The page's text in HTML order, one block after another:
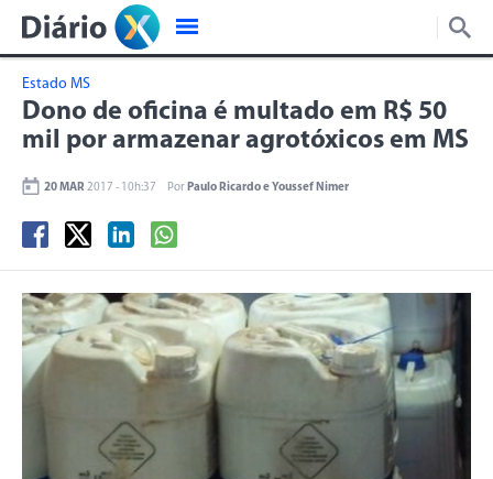
Estado MS
Dono de oficina é multado em R$ 50
mil por armazenar agrotóxicos em MS
20 MAR 2017 - 10h:37 Por Paulo Ricardo e Youssef Nimer